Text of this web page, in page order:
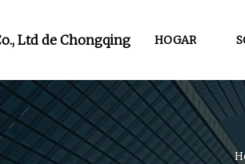
Ltd de Chongqing HOGAR